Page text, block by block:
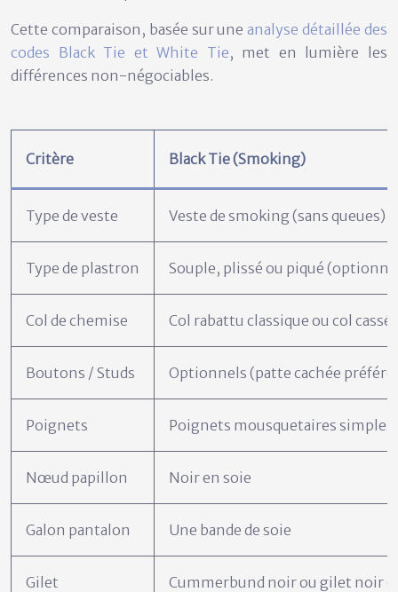
Cette comparaison, basée sur uneanalyse détaillée des
codes Black Tie et White Tie, met en lumière les
différences non-négociables.
Critère Black Tie (Smoking)
Type de veste Veste de smoking (sans queues)
Type de plastron Souple, plissé ou piqué
Col de chemise Col rabattu classique ou col
Boutons / Studs Optionnels (patte cachée
Poignets Poignets mousquetaires simples
Nœud papillon Noir en soie
Galon pantalon Une bande de soie
Gilet Cummerbund noir ou gilet noir